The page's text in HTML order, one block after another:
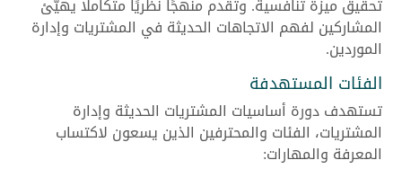
تحقيق ميزة تنافسية. وتقدم منهجًا نظريًا متكاملًا يهيّئ
المشاركين لفهم الاتجاهات الحديثة في المشتريات وإدارة
الموردين.
الفئات المستهدفة
تستهدف دورة أساسيات المشتريات الحديثة وإدارة
المشتريات، الفئات والمحترفين الذين يسعون لاكتساب
المعرفة والمهارات: